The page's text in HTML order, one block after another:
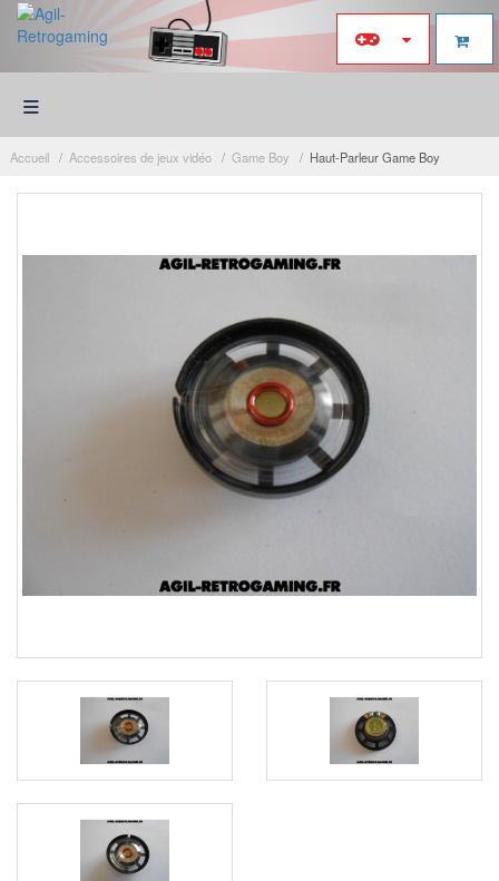
≡
Accueil Accessoires de jeux vidéo Game Boy Haut-Parleur Game Boy